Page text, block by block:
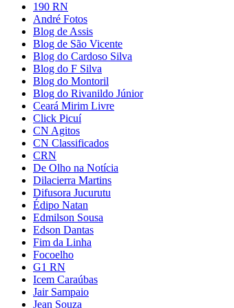
190 RN
André Fotos
Blog de Assis
Blog de São Vicente
Blog do Cardoso Silva
Blog do F Silva
Blog do Montoril
Blog do Rivanildo Júnior
Ceará Mirim Livre
Click Picuí
CN Agitos
CN Classificados
CRN
De Olho na Notícia
Dilacierra Martins
Difusora Jucurutu
Édipo Natan
Edmilson Sousa
Edson Dantas
Fim da Linha
Focoelho
G1 RN
Icem Caraúbas
Jair Sampaio
Jean Souza